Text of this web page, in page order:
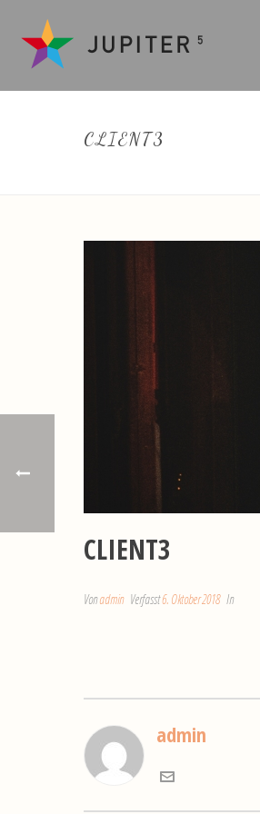
CLIENT3
CLIENT3
Vonadmin Verfasst6. Oktober 2018 In
admin